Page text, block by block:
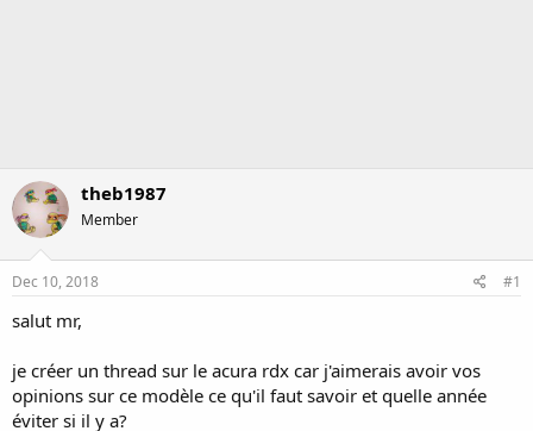
theb1987
Member
Dec 10, 2018 #1
salut mr,
je créer un thread sur le acura rdx car j'aimerais avoir vos
opinions sur ce modèle ce qu'il faut savoir et quelle année
éviter si il y a?